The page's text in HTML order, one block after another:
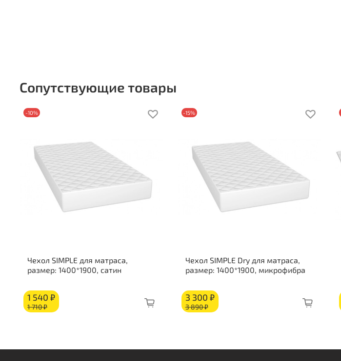
Сопутствующие товары
-10%
Чехол SIMPLE для матраса,
размер: 1400*1900, сатин
1 540 ₽
1 710 ₽
-15%
Чехол SIMPLE Dry для матраса,
размер: 1400*1900, микрофибра
3 300 ₽
3 890 ₽